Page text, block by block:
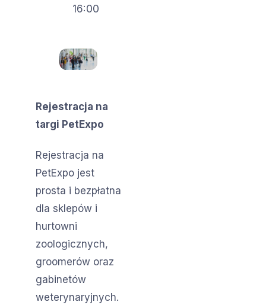
16:00
Rejestracja na
targi PetExpo
Rejestracja na
PetExpo jest
prosta i bezpłatna
dla sklepów i
hurtowni
zoologicznych,
groomerów oraz
gabinetów
weterynaryjnych.